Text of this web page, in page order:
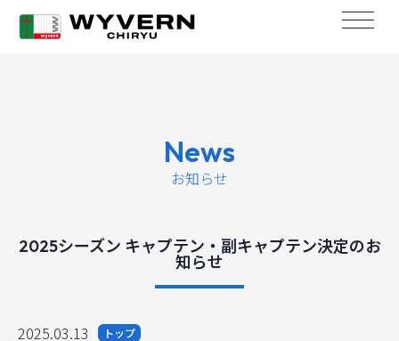
News
お知らせ
2025シーズン キャプテン・副キャプテン決定のお
知らせ
2025.03.13 トップ